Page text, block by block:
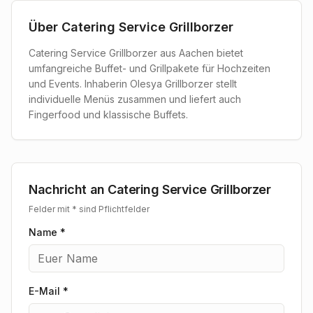
Über Catering Service Grillborzer
Catering Service Grillborzer aus Aachen bietet
umfangreiche Buffet- und Grillpakete für Hochzeiten
und Events. Inhaberin Olesya Grillborzer stellt
individuelle Menüs zusammen und liefert auch
Fingerfood und klassische Buffets.
Nachricht an Catering Service Grillborzer
Felder mit * sind Pflichtfelder
Name *
E-Mail *